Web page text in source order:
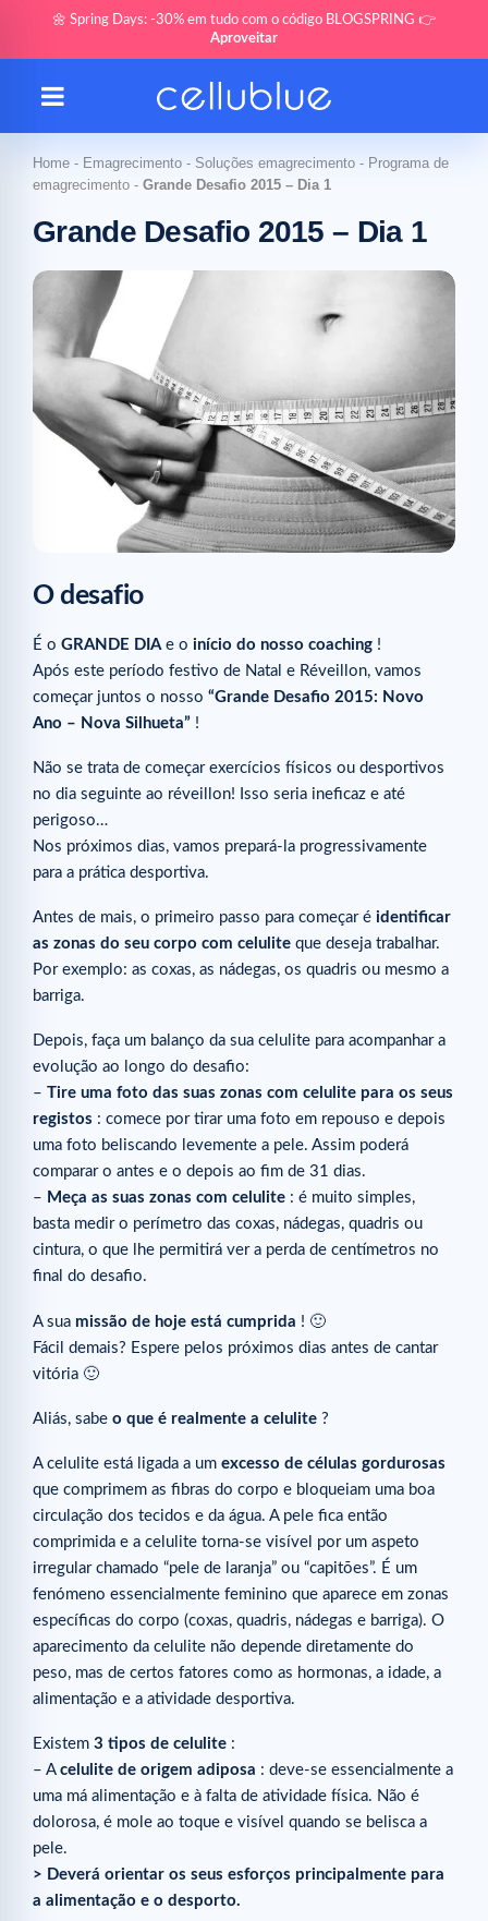
🌼 Spring Days: -30% em tudo com o código BLOGSPRING 👉
Aproveitar
Home - Emagrecimento - Soluções emagrecimento - Programa de
emagrecimento - Grande Desafio 2015 – Dia 1
Grande Desafio 2015 – Dia 1
O desafio
É o GRANDE DIA e o início do nosso coaching !
Após este período festivo de Natal e Réveillon, vamos
começar juntos o nosso “Grande Desafio 2015: Novo
Ano – Nova Silhueta” !
Não se trata de começar exercícios físicos ou desportivos
no dia seguinte ao réveillon! Isso seria ineficaz e até
perigoso…
Nos próximos dias, vamos prepará-la progressivamente
para a prática desportiva.
Antes de mais, o primeiro passo para começar é identificar
as zonas do seu corpo com celulite que deseja trabalhar.
Por exemplo: as coxas, as nádegas, os quadris ou mesmo a
barriga.
Depois, faça um balanço da sua celulite para acompanhar a
evolução ao longo do desafio:
– Tire uma foto das suas zonas com celulite para os seus
registos : comece por tirar uma foto em repouso e depois
uma foto beliscando levemente a pele. Assim poderá
comparar o antes e o depois ao fim de 31 dias.
– Meça as suas zonas com celulite : é muito simples,
basta medir o perímetro das coxas, nádegas, quadris ou
cintura, o que lhe permitirá ver a perda de centímetros no
final do desafio.
A sua missão de hoje está cumprida ! 🙂
Fácil demais? Espere pelos próximos dias antes de cantar
vitória 🙂
Aliás, sabe o que é realmente a celulite ?
A celulite está ligada a um excesso de células gordurosas
que comprimem as fibras do corpo e bloqueiam uma boa
circulação dos tecidos e da água. A pele fica então
comprimida e a celulite torna-se visível por um aspeto
irregular chamado “pele de laranja” ou “capitões”. É um
fenómeno essencialmente feminino que aparece em zonas
específicas do corpo (coxas, quadris, nádegas e barriga). O
aparecimento da celulite não depende diretamente do
peso, mas de certos fatores como as hormonas, a idade, a
alimentação e a atividade desportiva.
Existem 3 tipos de celulite :
– A celulite de origem adiposa : deve-se essencialmente a
uma má alimentação e à falta de atividade física. Não é
dolorosa, é mole ao toque e visível quando se belisca a
pele.
> Deverá orientar os seus esforços principalmente para
a alimentação e o desporto.